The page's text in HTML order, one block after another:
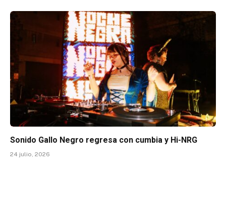
Sonido Gallo Negro regresa con cumbia y Hi-NRG
24 julio, 2026